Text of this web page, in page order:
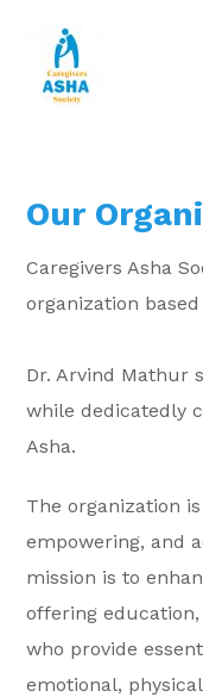
Our
Caregivers Asha
organization
Dr. Arvind Mathur
while dedicatedly
Asha.
The organization
empowering, and
mission is to
offering
who provide
emotional,